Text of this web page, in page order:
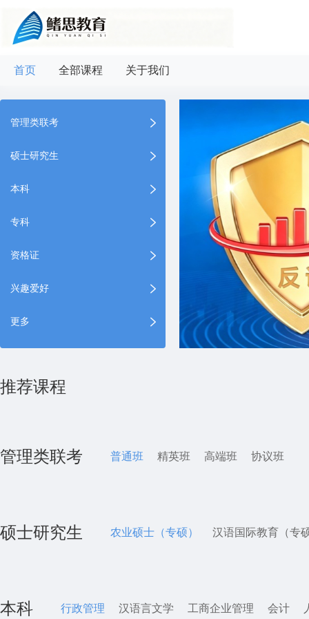
首页 全部课程 关于我们
管理类联考
硕士研究生
本科
专科
资格证
兴趣爱好
更多
推荐课程
管理类联考 普通班 精英班 高端班 协议班
硕士研究生 农业硕士（专硕） 汉语国际教育（专
本科 行政管理 汉语言文学 工商企业管理 会计